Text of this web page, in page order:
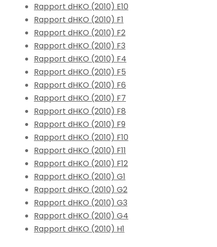
Rapport dHKO (2010) E10
Rapport dHKO (2010) F1
Rapport dHKO (2010) F2
Rapport dHKO (2010) F3
Rapport dHKO (2010) F4
Rapport dHKO (2010) F5
Rapport dHKO (2010) F6
Rapport dHKO (2010) F7
Rapport dHKO (2010) F8
Rapport dHKO (2010) F9
Rapport dHKO (2010) F10
Rapport dHKO (2010) F11
Rapport dHKO (2010) F12
Rapport dHKO (2010) G1
Rapport dHKO (2010) G2
Rapport dHKO (2010) G3
Rapport dHKO (2010) G4
Rapport dHKO (2010) H1